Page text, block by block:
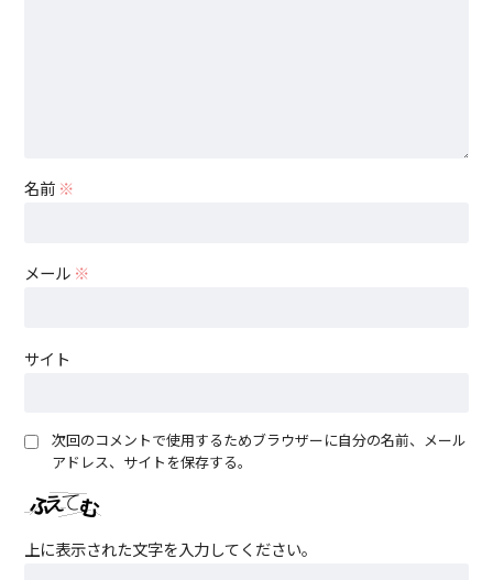
名前 ※
メール ※
サイト
次回のコメントで使用するためブラウザーに自分の名前、メール
アドレス、サイトを保存する。
上に表示された文字を入力してください。